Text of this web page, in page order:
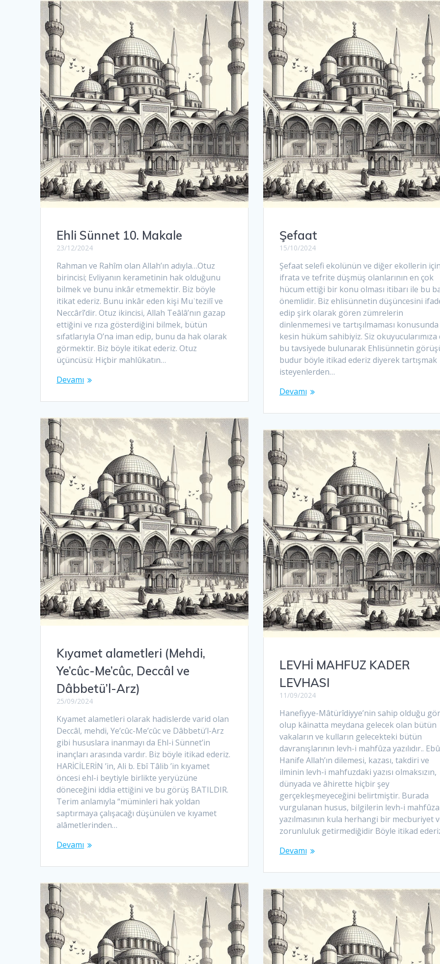
Ehli Sünnet 10. Makale
23/12/2024
Rahman ve Rahîm olan Allah’ın adıyla…Otuz
birincisi; Evliyanın kerametinin hak olduğunu
bilmek ve bunu inkâr etmemektir. Biz böyle
itikat ederiz. Bunu inkâr eden kişi Muʿtezilî ve
Neccârî’dir. Otuz ikincisi, Allah Teâlâ’nın gazap
ettiğini ve rıza gösterdiğini bilmek, bütün
sıfatlarıyla O’na iman edip, bunu da hak olarak
görmektir. Biz böyle itikat ederiz. Otuz
üçüncüsü: Hiçbir mahlûkatın…
Devamı
Şefaat
15/10/2024
Şefaat selefi ekolünün ve diğer ekollerin
ifrata ve tefrite düşmüş olanlarının en çok
hücum ettiği bir konu olması itibarı ile bu
önemlidir. Biz ehlisünnetin düşüncesini
edip şirk olarak gören zümrelerin
dinlenmemesi ve tartışılmaması konusunda
kesin hüküm sahibiyiz. Siz okuyucularımıza
bu tavsiyede bulunarak Ehlisünnetin
budur böyle itikad ederiz diyerek tartışmak
isteyenlerden…
Devamı
Kıyamet alametleri (Mehdi,
Ye’cûc-Me’cûc, Deccâl ve
Dâbbetü’l-Arz)
25/09/2024
Kıyamet alametleri olarak hadislerde varid olan
Deccâl, mehdi, Ye’cûc-Me’cûc ve Dâbbetü’l-Arz
gibi hususlara inanmayı da Ehl-i Sünnet’in
inançları arasında vardır. Biz böyle itikad ederiz.
HARİCİLERİN ’in, Ali b. Ebî Tâlib ’in kıyamet
öncesi ehl-i beytiyle birlikte yeryüzüne
döneceğini iddia ettiğini ve bu görüş BATILDIR.
Terim anlamıyla “müminleri hak yoldan
saptırmaya çalışacağı düşünülen ve kıyamet
alâmetlerinden…
Devamı
LEVHİ MAHFUZ KADER
LEVHASI
11/09/2024
Hanefiyye-Mâtürîdiyye’nin sahip olduğu
olup kâinatta meydana gelecek olan bütün
vakaların ve kulların gelecekteki bütün
davranışlarının levh-i mahfûza yazılıdır.. Ebû
Hanife Allah’ın dilemesi, kazası, takdiri ve
ilminin levh-i mahfuzdaki yazısı olmaksızın,
dünyada ve âhirette hiçbir şey
gerçekleşmeyeceğini belirtmiştir. Burada
vurgulanan husus, bilgilerin levh-i mahfûza
yazılmasının kula herhangi bir mecburiyet
zorunluluk getirmediğidir Böyle itikad
Devamı